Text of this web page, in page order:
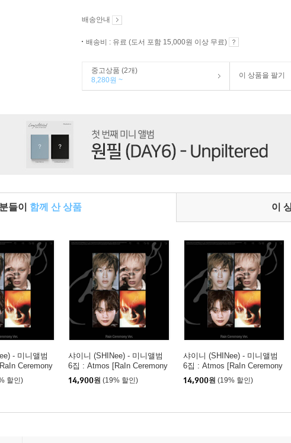
배송안내
배송비 : 유료 (도서 포함 15,000원 이상 무료)
중고상품 (2개)
8,280원 ~
이 상품을 팔기
들이 함께 산 상품 이
- 미니앨범
Ceremony
할인)
샤이니 (SHINee) - 미니앨범
6집 : Atmos [RaIn Ceremony
Ver.][TAEMIN]
14,900원 (19% 할인)
샤이니 (SHINee) - 미니앨범
6집 : Atmos [RaIn Ceremony
Ver.][ONEW]
14,900원 (19% 할인)